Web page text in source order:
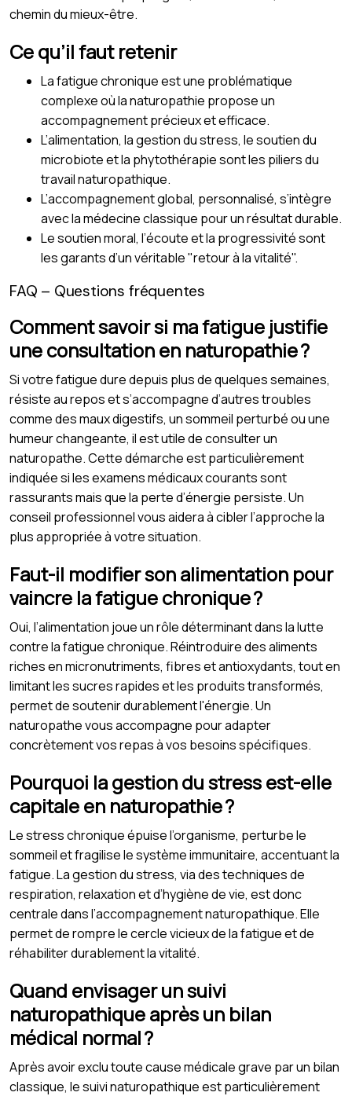
chemin du mieux-être.
Ce qu’il faut retenir
La fatigue chronique est une problématique
complexe où la naturopathie propose un
accompagnement précieux et efficace.
L’alimentation, la gestion du stress, le soutien du
microbiote et la phytothérapie sont les piliers du
travail naturopathique.
L’accompagnement global, personnalisé, s’intègre
avec la médecine classique pour un résultat durable.
Le soutien moral, l’écoute et la progressivité sont
les garants d’un véritable "retour à la vitalité".
FAQ – Questions fréquentes
Comment savoir si ma fatigue justifie
une consultation en naturopathie ?
Si votre fatigue dure depuis plus de quelques semaines,
résiste au repos et s’accompagne d’autres troubles
comme des maux digestifs, un sommeil perturbé ou une
humeur changeante, il est utile de consulter un
naturopathe. Cette démarche est particulièrement
indiquée si les examens médicaux courants sont
rassurants mais que la perte d’énergie persiste. Un
conseil professionnel vous aidera à cibler l’approche la
plus appropriée à votre situation.
Faut-il modifier son alimentation pour
vaincre la fatigue chronique ?
Oui, l’alimentation joue un rôle déterminant dans la lutte
contre la fatigue chronique. Réintroduire des aliments
riches en micronutriments, fibres et antioxydants, tout en
limitant les sucres rapides et les produits transformés,
permet de soutenir durablement l'énergie. Un
naturopathe vous accompagne pour adapter
concrètement vos repas à vos besoins spécifiques.
Pourquoi la gestion du stress est-elle
capitale en naturopathie ?
Le stress chronique épuise l’organisme, perturbe le
sommeil et fragilise le système immunitaire, accentuant la
fatigue. La gestion du stress, via des techniques de
respiration, relaxation et d’hygiène de vie, est donc
centrale dans l’accompagnement naturopathique. Elle
permet de rompre le cercle vicieux de la fatigue et de
réhabiliter durablement la vitalité.
Quand envisager un suivi
naturopathique après un bilan
médical normal ?
Après avoir exclu toute cause médicale grave par un bilan
classique, le suivi naturopathique est particulièrement